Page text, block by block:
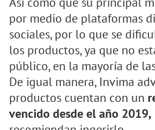
por medio de plataformas
sociales, por lo que se
los productos, ya que no
público, en la mayoría de
De igual manera, Invima
productos cuentan con un
vencido desde el año 2019,